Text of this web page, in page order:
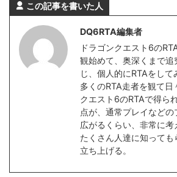
この記事を書いた人
DQ6RTA編集者
ドラゴンクエスト6の
観始めて、奥深くまで
じ、個人的にRTAをし
多くのRTA走者を観て
クエスト6のRTAで得ら
点が、通常プレイなどの
広がるくらい、非常に考
たくさん人達に知って
立ち上げる。